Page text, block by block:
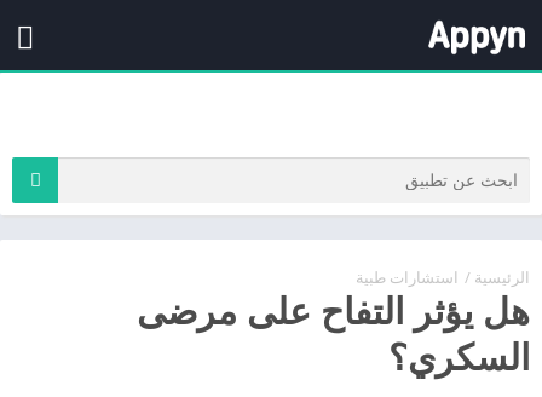
الرئيسية / استشارات طبية
هل يؤثر التفاح على مرضى
السكري؟